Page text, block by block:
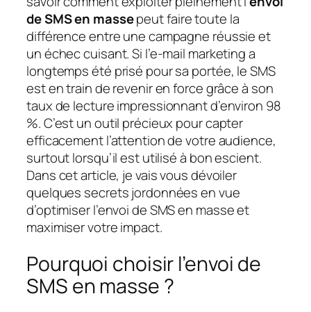
de SMS en massepeut faire toute la
différence entre une campagne réussie et
un échec cuisant. Si l’e-mail marketing a
longtemps été prisé pour sa portée, le SMS
est en train de revenir en force grâce à son
taux de lecture impressionnant d’environ 98
%. C’est un outil précieux pour capter
efficacement l’attention de votre audience,
surtout lorsqu’il est utilisé à bon escient.
Dans cet article, je vais vous dévoiler
quelques secrets jordonnées en vue
d’optimiser l’envoi de SMS en masse et
maximiser votre impact.
Pourquoi choisir l’envoi de
SMS en masse ?